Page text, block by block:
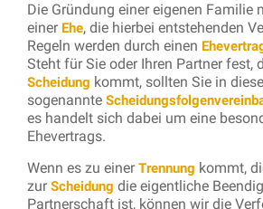
Die Gründung einer eigenen Familie
einer Ehe, die hierbei entstehenden
Regeln werden durch einen
Steht für Sie oder Ihren Partner fest,
Scheidung kommt, sollten Sie in
sogenannte
es handelt sich dabei um eine
Ehevertrags.
Wenn es zu einerTrennung kommt,
zurScheidung die eigentliche
Partnerschaft ist, können wir die